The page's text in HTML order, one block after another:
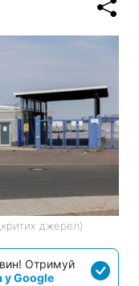
джерел)
Отримуй
у Google